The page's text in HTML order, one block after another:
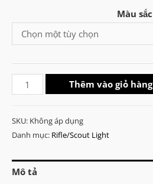
Màu sắc
Sotac
SureFire
Scout
(800Lumen)
số
Thêm vào giỏ hàng
SKU: Không áp dụng
Danh mục: Rifle/Scout Light
Mô tả